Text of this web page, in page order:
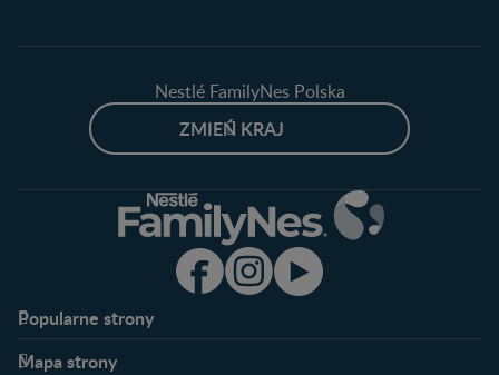
Nestlé FamilyNes Polska
ZMIEŃ KRAJ
Popularne strony​
Kontakt
Mapa strony​